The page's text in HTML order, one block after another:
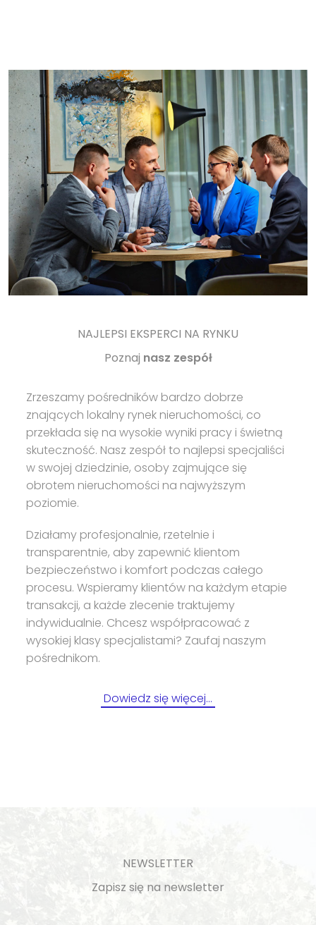
NAJLEPSI EKSPERCI NA RYNKU
Poznaj nasz zespół
Zrzeszamy pośredników bardzo dobrze
znających lokalny rynek nieruchomości, co
przekłada się na wysokie wyniki pracy i świetną
skuteczność. Nasz zespół to najlepsi specjaliści
w swojej dziedzinie, osoby zajmujące się
obrotem nieruchomości na najwyższym
poziomie.
Działamy profesjonalnie, rzetelnie i
transparentnie, aby zapewnić klientom
bezpieczeństwo i komfort podczas całego
procesu. Wspieramy klientów na każdym etapie
transakcji, a każde zlecenie traktujemy
indywidualnie. Chcesz współpracować z
wysokiej klasy specjalistami? Zaufaj naszym
pośrednikom.
Dowiedz się więcej…
NEWSLETTER
Zapisz się na newsletter